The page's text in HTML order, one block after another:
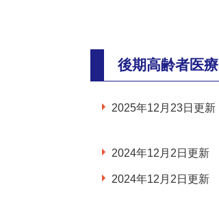
後期高齢者医療
2025年12月23日更新
2024年12月2日更新
2024年12月2日更新